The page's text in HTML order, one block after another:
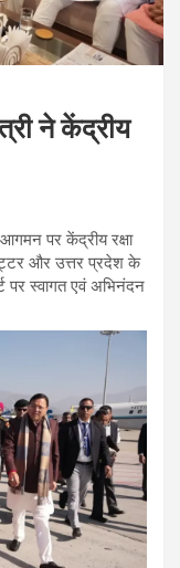
ने केंद्रीय
पर केंद्रीय रक्षा
और उत्तर प्रदेश के
पर स्वागत एवं अभिनंदन